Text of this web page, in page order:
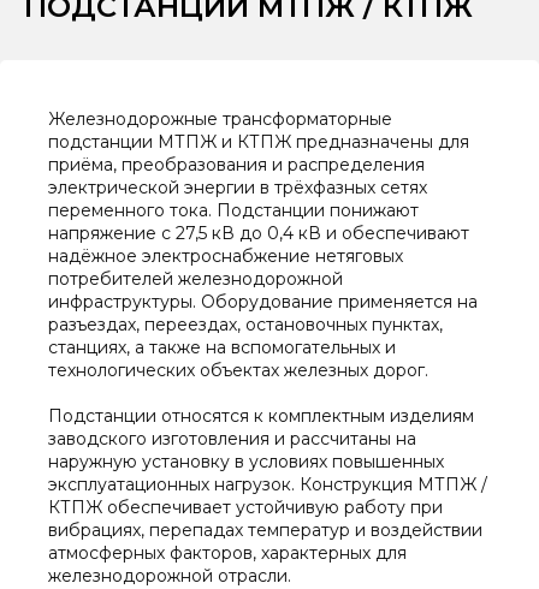
Железнодорожные трансформаторные
подстанции МТПЖ и КТПЖ предназначены для
приёма, преобразования и распределения
электрической энергии в трёхфазных сетях
переменного тока. Подстанции понижают
напряжение с 27,5 кВ до 0,4 кВ и обеспечивают
надёжное электроснабжение нетяговых
потребителей железнодорожной
инфраструктуры. Оборудование применяется на
разъездах, переездах, остановочных пунктах,
станциях, а также на вспомогательных и
технологических объектах железных дорог.
Подстанции относятся к комплектным изделиям
заводского изготовления и рассчитаны на
наружную установку в условиях повышенных
эксплуатационных нагрузок. Конструкция МТПЖ /
КТПЖ обеспечивает устойчивую работу при
вибрациях, перепадах температур и воздействии
атмосферных факторов, характерных для
железнодорожной отрасли.